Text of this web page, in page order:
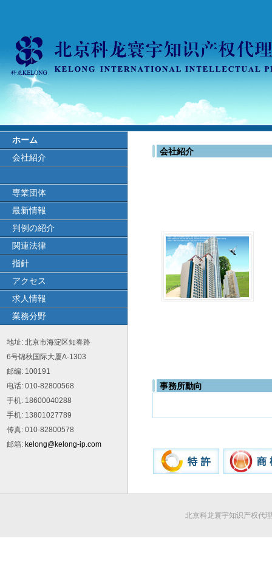
ホーム
会社紹介
専業団体
最新情報
判例の紹介
関連法律
指針
アクセス
求人情報
業務分野
地址: 北京市海淀区知春路
6号锦秋国际大厦A-1303
邮编: 100191
电话: 010-82800568
手机: 18600040288
手机: 13801027789
传真: 010-82800578
邮箱: kelong@kelong-ip.com
会社紹介
事務所動向
北京科龙寰宇知识产权代